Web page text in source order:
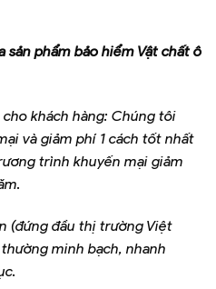
phẩm bảo hiểm Vật chất ô
khách hàng: Chúng tôi
và giảm phí 1 cách tốt nhất
trình khuyến mại giảm
(đứng đầu thị trường Việt
minh bạch, nhanh